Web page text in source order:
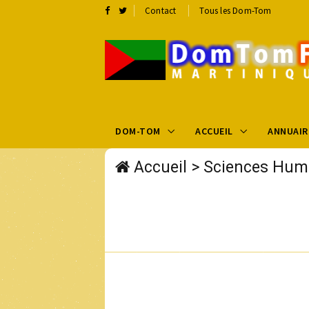
Contact Tous les Dom-Tom
DOM-TOM ACCUEIL
Accueil > Sciences